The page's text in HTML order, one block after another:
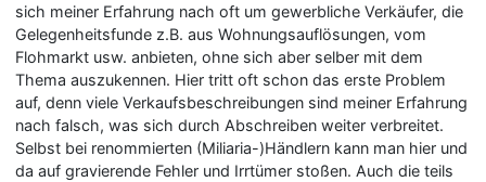
sich meiner Erfahrung nach oft um gewerbliche Verkäufer, die
Gelegenheitsfunde z.B. aus Wohnungsauflösungen, vom
Flohmarkt usw. anbieten, ohne sich aber selber mit dem
Thema auszukennen. Hier tritt oft schon das erste Problem
auf, denn viele Verkaufsbeschreibungen sind meiner Erfahrung
nach falsch, was sich durch Abschreiben weiter verbreitet.
Selbst bei renommierten (Miliaria-)Händlern kann man hier und
da auf gravierende Fehler und Irrtümer stoßen. Auch die teils